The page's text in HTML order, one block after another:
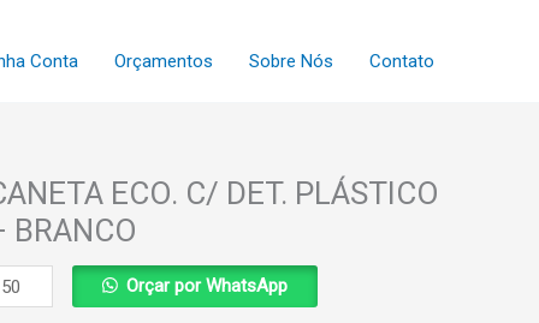
Conta Orçamentos Sobre Nós Contato
ECO. C/ DET. PLÁSTICO
BRANCO
Orçar por WhatsApp